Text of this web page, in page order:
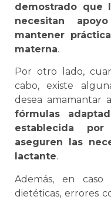
demostrado que
necesitan
mantener
materna.
Por otro lado,
cabo, existe
desea amamantar
fórmulas
establecida
aseguren las
lactante.
Además, en caso
dietéticas, errores